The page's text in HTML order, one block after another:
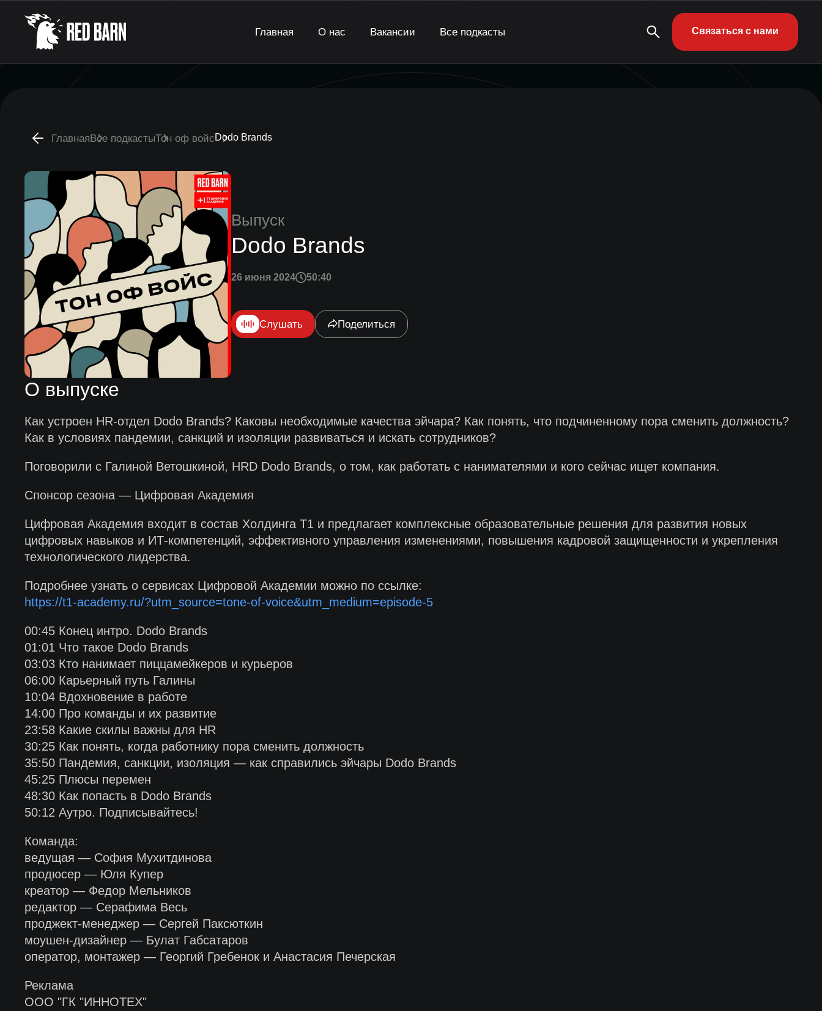
Главная О нас Вакансии Все подкасты Связаться с нами
ГлавнаяВсе подкастыТон оф войсDodo Brands
Выпуск
Dodo Brands
26 июня 2024 50:40
Слушать Поделиться
О выпуске
Как устроен HR-отдел Dodo Brands? Каковы необходимые качества эйчара? Как понять, что подчиненному пора сменить должность?
Как в условиях пандемии, санкций и изоляции развиваться и искать сотрудников?
Поговорили с Галиной Ветошкиной, HRD Dodo Brands, о том, как работать с нанимателями и кого сейчас ищет компания.
Спонсор сезона — Цифровая Академия
Цифровая Академия входит в состав Холдинга Т1 и предлагает комплексные образовательные решения для развития новых
цифровых навыков и ИТ-компетенций, эффективного управления изменениями, повышения кадровой защищенности и укрепления
технологического лидерства.
Подробнее узнать о сервисах Цифровой Академии можно по ссылке:
https://t1-academy.ru/?utm_source=tone-of-voice&utm_medium=episode-5
00:45 Конец интро. Dodo Brands
01:01 Что такое Dodo Brands
03:03 Кто нанимает пиццамейкеров и курьеров
06:00 Карьерный путь Галины
10:04 Вдохновение в работе
14:00 Про команды и их развитие
23:58 Какие скилы важны для HR
30:25 Как понять, когда работнику пора сменить должность
35:50 Пандемия, санкции, изоляция — как справились эйчары Dodo Brands
45:25 Плюсы перемен
48:30 Как попасть в Dodo Brands
50:12 Аутро. Подписывайтесь!
Команда:
ведущая — София Мухитдинова
продюсер — Юля Купер
креатор — Федор Мельников
редактор — Серафима Весь
проджект-менеджер — Сергей Паксюткин
моушен-дизайнер — Булат Габсатаров
оператор, монтажер — Георгий Гребенок и Анастасия Печерская
Реклама
ООО "ГК "ИННОТЕХ"